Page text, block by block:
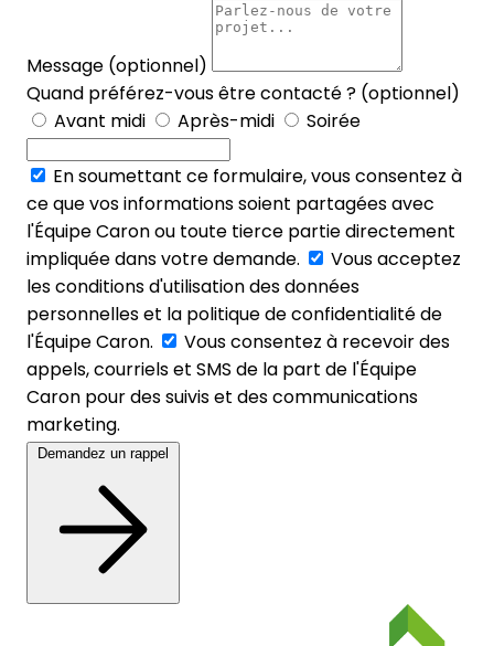
Message (optionnel)
Quand préférez-vous être contacté ? (optionnel)
Avant midi
Après-midi Soirée
En soumettant ce formulaire, vous consentez à
ce que vos informations soient partagées avec
l'Équipe Caron ou toute tierce partie directement
impliquée dans votre demande.
Vous acceptez
les conditions d'utilisation des données
personnelles et la politique de confidentialité de
l'Équipe Caron.
Vous consentez à recevoir des
appels, courriels et SMS de la part de l'Équipe
Caron pour des suivis et des communications
marketing.
Demandez un rappel